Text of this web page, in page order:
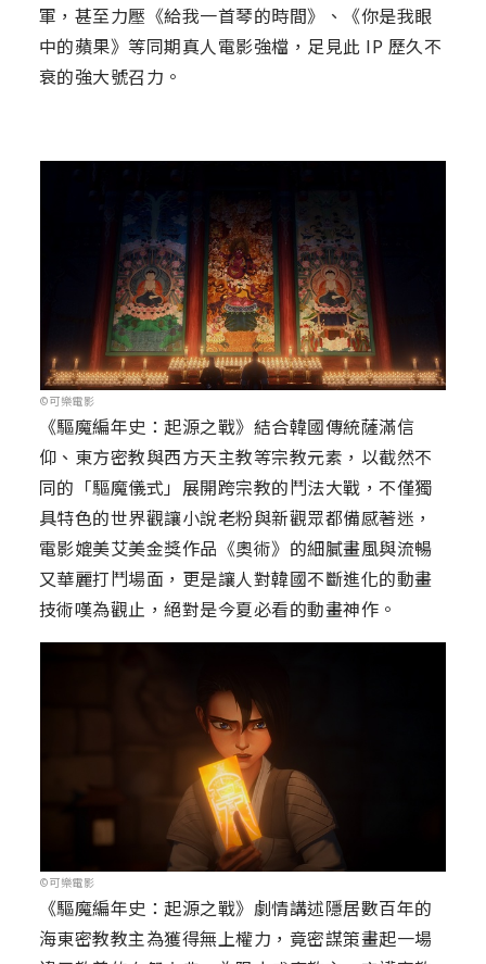
軍，甚至力壓《給我一首琴的時間》、《你是我眼
中的蘋果》等同期真人電影強檔，足見此 IP 歷久不
衰的強大號召力。
©可樂電影
《驅魔編年史：起源之戰》結合韓國傳統薩滿信
仰、東方密教與西方天主教等宗教元素，以截然不
同的「驅魔儀式」展開跨宗教的鬥法大戰，不僅獨
具特色的世界觀讓小說老粉與新觀眾都備感著迷，
電影媲美艾美金獎作品《奧術》的細膩畫風與流暢
又華麗打鬥場面，更是讓人對韓國不斷進化的動畫
技術嘆為觀止，絕對是今夏必看的動畫神作。
©可樂電影
《驅魔編年史：起源之戰》劇情講述隱居數百年的
海東密教教主為獲得無上權力，竟密謀策畫起一場